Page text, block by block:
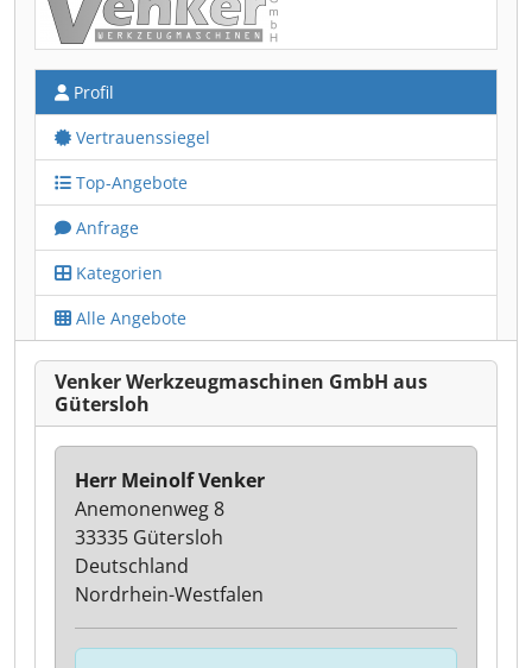
Profil
Vertrauenssiegel
Top-Angebote
Anfrage
Kategorien
Alle Angebote
Venker Werkzeugmaschinen GmbH aus
Gütersloh
Herr Meinolf Venker
Anemonenweg 8
33335 Gütersloh
Deutschland
Nordrhein-Westfalen